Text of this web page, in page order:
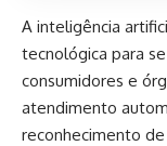
A inteligência
tecnológica para
consumidores e
atendimento
reconhecimento